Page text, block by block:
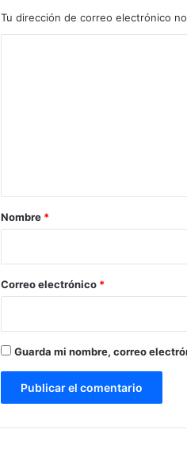
Tu dirección de correo electrónico
r
*
Nombre *
Correo electrónico *
Guarda mi nombre, correo